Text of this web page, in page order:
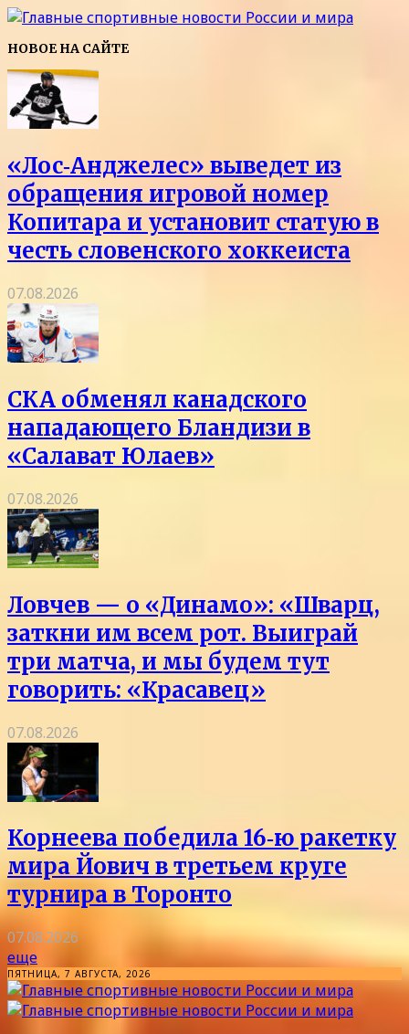
НОВОЕ НА САЙТЕ
«Лос‑Анджелес» выведет из
обращения игровой номер
Копитара и установит статую в
честь словенского хоккеиста
07.08.2026
СКА обменял канадского
нападающего Бландизи в
«Салават Юлаев»
07.08.2026
Ловчев — о «Динамо»: «Шварц,
заткни им всем рот. Выиграй
три матча, и мы будем тут
говорить: «Красавец»
07.08.2026
Корнеева победила 16‑ю ракетку
мира Йович в третьем круге
турнира в Торонто
07.08.2026
еще
ПЯТНИЦА, 7 АВГУСТА, 2026